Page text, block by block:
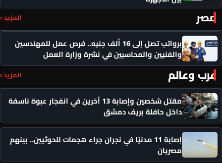
مصر المزيد ‹
برواتب تصل إلى 16 ألف جنيه.. فرص عمل للمهندسين
والفنيين والمحاسبين في نشرة وزارة العمل
عرب وعالم المزيد ‹
مقتل شخصين وإصابة 13 آخرين في انفجار عبوة ناسفة
داخل حافلة بريف دمشق
إصابة 11 مدنيًا في نجران جراء هجمات للحوثيين.. بينهم
مصريان